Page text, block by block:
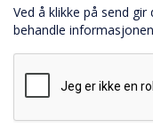
Ved å klikke på send
behandle